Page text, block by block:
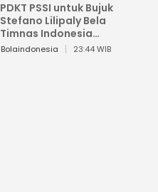
PDKT PSSI untuk Bujuk
Stefano Lilipaly Bela
Timnas Indonesia
Berakhir Berantakan
Bolaindonesia 23:44 WIB